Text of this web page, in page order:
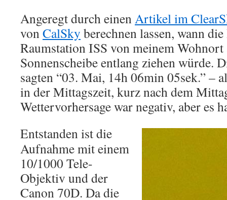
Angeregt durch einenArtikel im
vonCalSky berechnen lassen, wann
Raumstation ISS von meinem Wohnort
Sonnenscheibe entlang ziehen würde.
sagten “03. Mai, 14h 06min 05sek.” –
in der Mittagszeit, kurz nach dem
Wettervorhersage war negativ, aber es
Entstanden ist die
Aufnahme mit einem
10/1000 Tele-
Objektiv und der
Canon 70D. Da die